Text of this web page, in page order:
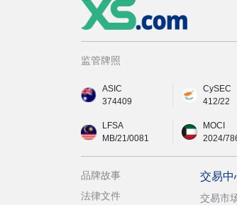
监管牌照
ASIC
374409
CySEC
412/22
LFSA
MB/21/0081
MOCI
2024/
品牌故事
法律文件
交易中
交易市